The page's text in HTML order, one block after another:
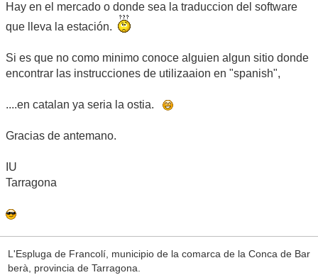
Hay en el mercado o donde sea la traduccion del software
que lleva la estación.
Si es que no como minimo conoce alguien algun sitio donde
encontrar las instrucciones de utilizaaion en "spanish",
....en catalan ya seria la ostia.
Gracias de antemano.
IU
Tarragona
L'Espluga de Francolí, municipio de la comarca de la Conca de Bar
berà, provincia de Tarragona.